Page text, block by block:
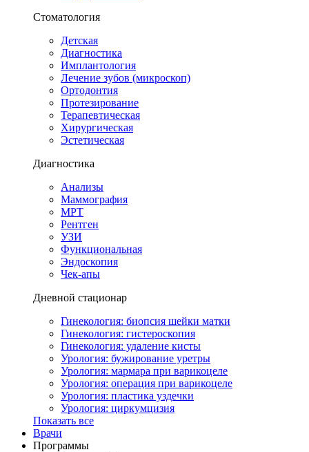
Стоматология
Детская
Диагностика
Имплантология
Лечение зубов (микроскоп)
Ортодонтия
Протезирование
Терапевтическая
Хирургическая
Эстетическая
Диагностика
Анализы
Маммография
МРТ
Рентген
УЗИ
Функциональная
Эндоскопия
Чек-апы
Дневной стационар
Гинекология: биопсия шейки матки
Гинекология: гистероскопия
Гинекология: удаление кисты
Урология: бужирование уретры
Урология: мармара при варикоцеле
Урология: операция при варикоцеле
Урология: пластика уздечки
Урология: циркумцизия
Показать все
Врачи
Программы